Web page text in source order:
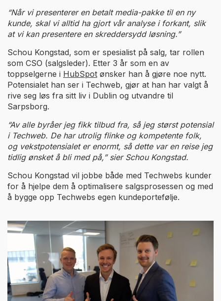
“Når vi presenterer en betalt media-pakke til en ny
kunde, skal vi alltid ha gjort vår analyse i forkant, slik
at vi kan presentere en skreddersydd løsning.”
Schou Kongstad, som er spesialist på salg, tar rollen
som CSO (salgsleder). Etter 3 år som en av
toppselgerne i HubSpot ønsker han å gjøre noe nytt.
Potensialet han ser i Techweb, gjør at han har valgt å
rive seg løs fra sitt liv i Dublin og utvandre til
Sarpsborg.
“Av alle byråer jeg fikk tilbud fra, så jeg størst potensial
i Techweb. De har utrolig flinke og kompetente folk,
og vekstpotensialet er enormt, så dette var en reise jeg
tidlig ønsket å bli med på,” sier Schou Kongstad.
Schou Kongstad vil jobbe både med Techwebs kunder
for å hjelpe dem å optimalisere salgsprosessen og med
å bygge opp Techwebs egen kundeportefølje.